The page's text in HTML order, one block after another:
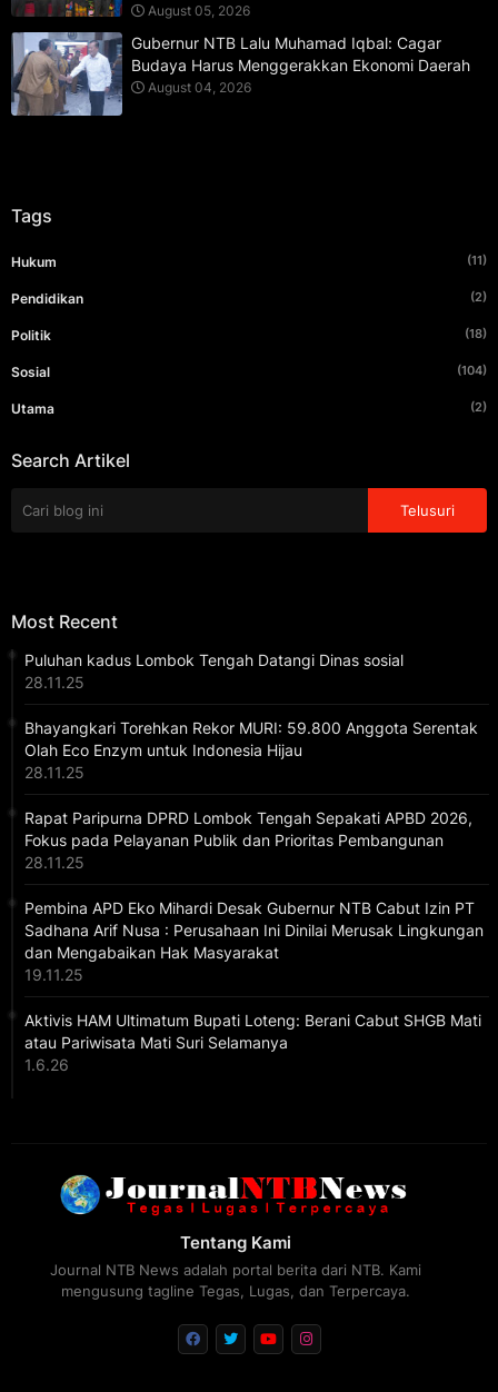
August 05, 2026
Gubernur NTB Lalu Muhamad Iqbal: Cagar
Budaya Harus Menggerakkan Ekonomi Daerah
August 04, 2026
Tags
Hukum (11)
Pendidikan (2)
Politik (18)
Sosial (104)
Utama (2)
Search Artikel
Most Recent
Puluhan kadus Lombok Tengah Datangi Dinas sosial
28.11.25
Bhayangkari Torehkan Rekor MURI: 59.800 Anggota Serentak
Olah Eco Enzym untuk Indonesia Hijau
28.11.25
Rapat Paripurna DPRD Lombok Tengah Sepakati APBD 2026,
Fokus pada Pelayanan Publik dan Prioritas Pembangunan
28.11.25
Pembina APD Eko Mihardi Desak Gubernur NTB Cabut Izin PT
Sadhana Arif Nusa : Perusahaan Ini Dinilai Merusak Lingkungan
dan Mengabaikan Hak Masyarakat
19.11.25
Aktivis HAM Ultimatum Bupati Loteng: Berani Cabut SHGB Mati
atau Pariwisata Mati Suri Selamanya
1.6.26
Tentang Kami
Journal NTB News adalah portal berita dari NTB. Kami
mengusung tagline Tegas, Lugas, dan Terpercaya.